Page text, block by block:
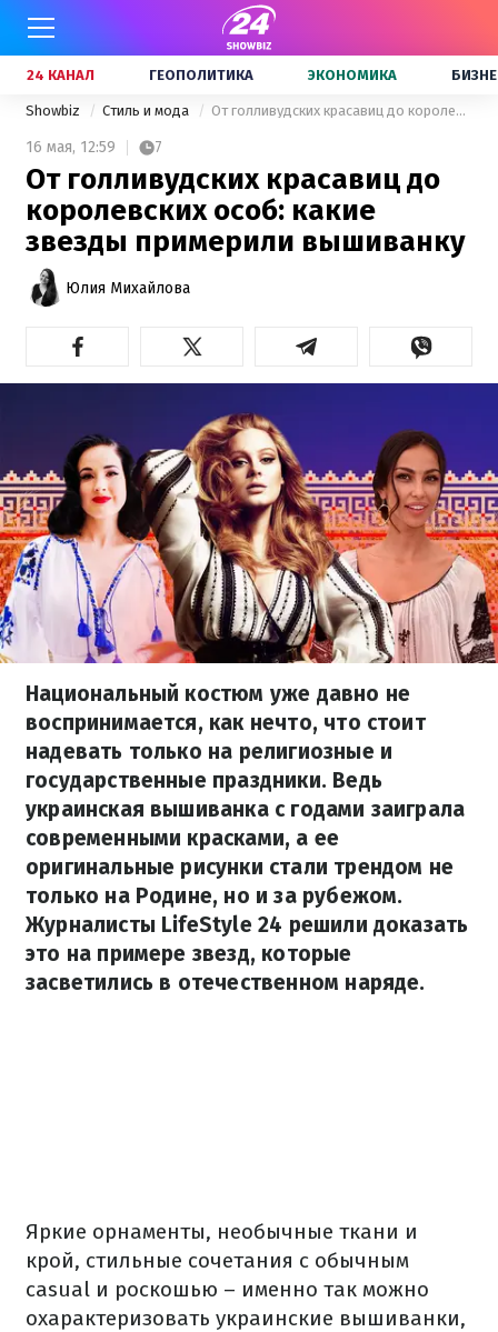
24 КАНАЛ ГЕОПОЛИТИКА ЭКОНОМИКА
Showbiz Стиль и мода От голливудских красавиц до королевских особ: какие звезды примерили вышиванку
16 мая, 12:59 7
От голливудских красавиц до
королевских особ: какие
звезды примерили вышиванку
Юлия Михайлова
Национальный костюм уже давно не
воспринимается, как нечто, что стоит
надевать только на религиозные и
государственные праздники. Ведь
украинская вышиванка с годами заиграла
современными красками, а ее
оригинальные рисунки стали трендом не
только на Родине, но и за рубежом.
Журналисты LifeStyle 24 решили доказать
это на примере звезд, которые
засветились в отечественном наряде.
Яркие орнаменты, необычные ткани и
крой, стильные сочетания с обычным
casual и роскошью – именно так можно
охарактеризовать украинские вышиванки,